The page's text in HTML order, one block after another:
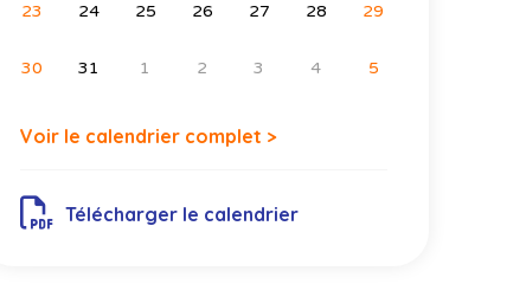
23 24 25 26 27 28 29
30 31 1 2 3 4 5
Voir le calendrier complet >
Télécharger le calendrier